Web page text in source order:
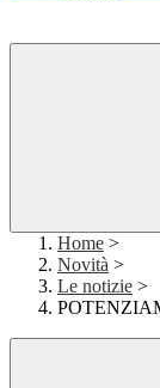
Home >
Novità >
Le notizie >